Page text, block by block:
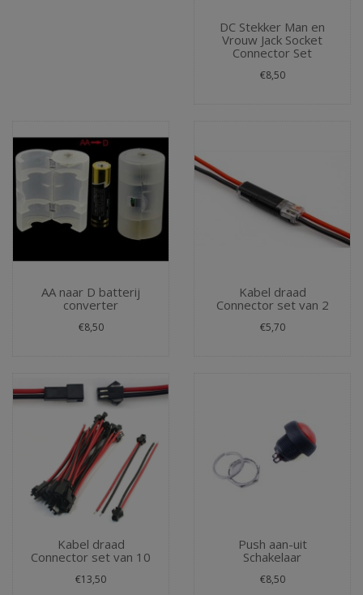
DC Stekker Man en
Vrouw Jack Socket
Connector Set
€8,50
AA naar D batterij
converter
€8,50
Kabel draad
Connector set van 2
€5,70
Kabel draad
Connector set van 10
€13,50
Push aan-uit
Schakelaar
€8,50